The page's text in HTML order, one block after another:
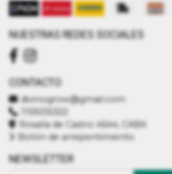
NUESTRAS REDES SOCIALES
CONTACTO
divinogrow@gmail.com
1159255322
Rosalía de Castro 4644, CABA
Botón de arrepentimiento
NEWSLETTER